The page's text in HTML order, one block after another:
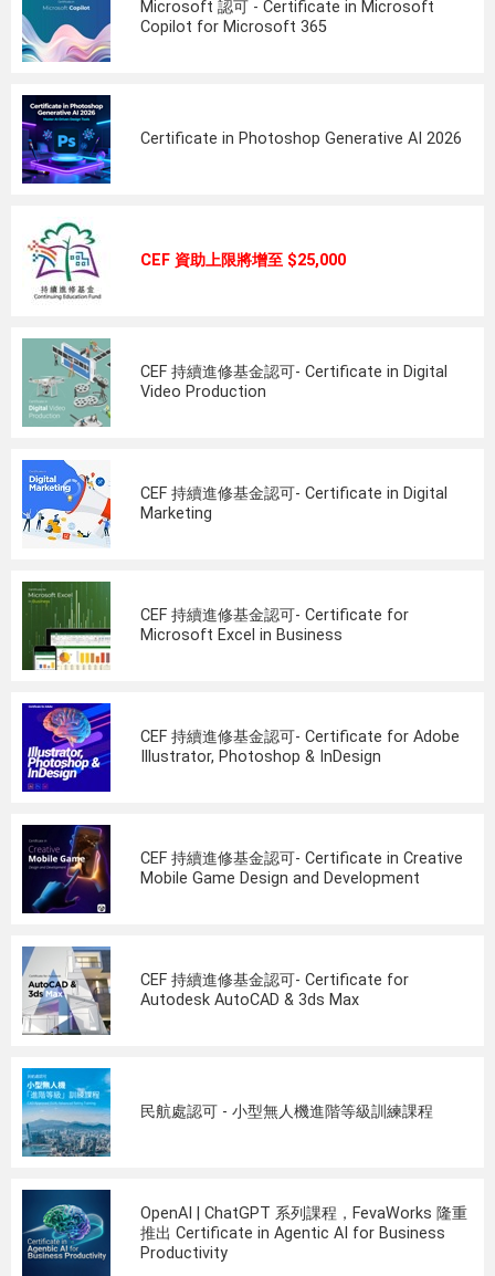
Microsoft 認可 - Certificate in Microsoft
Copilot for Microsoft 365
Certificate in Photoshop Generative AI 2026
CEF 資助上限將增至 $25,000
CEF 持續進修基金認可- Certificate in Digital
Video Production
CEF 持續進修基金認可- Certificate in Digital
Marketing
CEF 持續進修基金認可- Certificate for
Microsoft Excel in Business
CEF 持續進修基金認可- Certificate for Adobe
Illustrator, Photoshop & InDesign
CEF 持續進修基金認可- Certificate in Creative
Mobile Game Design and Development
CEF 持續進修基金認可- Certificate for
Autodesk AutoCAD & 3ds Max
民航處認可 - 小型無人機進階等級訓練課程
OpenAI | ChatGPT 系列課程，FevaWorks 隆重
推出 Certificate in Agentic AI for Business
Productivity